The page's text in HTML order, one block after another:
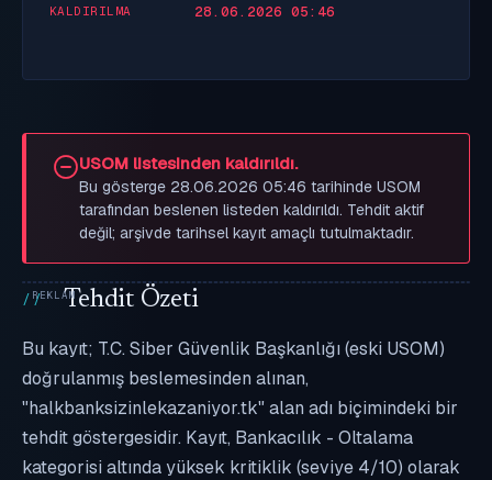
KALDIRILMA 28.06.2026 05:46
USOM listesinden kaldırıldı.
Bu gösterge 28.06.2026 05:46 tarihinde USOM
tarafından beslenen listeden kaldırıldı. Tehdit aktif
değil; arşivde tarihsel kayıt amaçlı tutulmaktadır.
Tehdit Özeti
Bu kayıt; T.C. Siber Güvenlik Başkanlığı (eski USOM)
doğrulanmış beslemesinden alınan,
"halkbanksizinlekazaniyor.tk" alan adı biçimindeki bir
tehdit göstergesidir. Kayıt, Bankacılık - Oltalama
kategorisi altında yüksek kritiklik (seviye 4/10) olarak